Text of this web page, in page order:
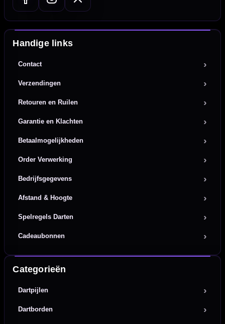
Handige links
Contact
Verzendingen
Retouren en Ruilen
Garantie en Klachten
Betaalmogelijkheden
Order Verwerking
Bedrijfsgegevens
Afstand & Hoogte
Spelregels Darten
Cadeaubonnen
Categorieën
Dartpijlen
Dartborden